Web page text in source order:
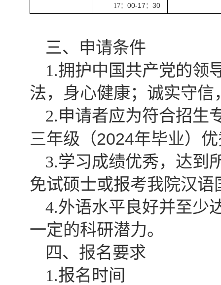
17： 00-17 ： 30
三、申请条件
1.拥护中国共产党的领
法，身心健康；诚实守
2.申请者应为符合招生
三年级（2024年毕业）
3.学习成绩优秀，达到
免试硕士或报考我院汉
4.外语水平良好并至少
一定的科研潜力。
四、报名要求
1.报名时间